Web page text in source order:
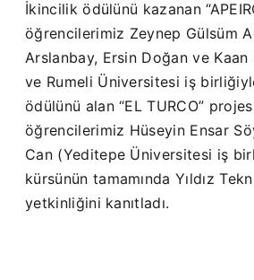
İkincilik ödülünü kazanan
öğrencilerimiz Zeynep Gülsüm
Arslanbay, Ersin Doğan ve Kaan
ve Rumeli Üniversitesi iş
ödülünü alan “EL TURCO”
öğrencilerimiz Hüseyin Ensar
Can (Yeditepe Üniversitesi iş
kürsünün tamamında Yıldız
yetkinliğini kanıtladı.